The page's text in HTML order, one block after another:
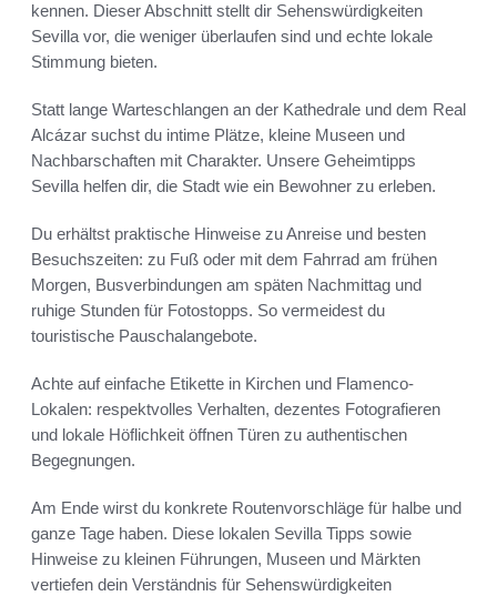
kennen. Dieser Abschnitt stellt dir Sehenswürdigkeiten
Sevilla vor, die weniger überlaufen sind und echte lokale
Stimmung bieten.
Statt lange Warteschlangen an der Kathedrale und dem Real
Alcázar suchst du intime Plätze, kleine Museen und
Nachbarschaften mit Charakter. Unsere Geheimtipps
Sevilla helfen dir, die Stadt wie ein Bewohner zu erleben.
Du erhältst praktische Hinweise zu Anreise und besten
Besuchszeiten: zu Fuß oder mit dem Fahrrad am frühen
Morgen, Busverbindungen am späten Nachmittag und
ruhige Stunden für Fotostopps. So vermeidest du
touristische Pauschalangebote.
Achte auf einfache Etikette in Kirchen und Flamenco-
Lokalen: respektvolles Verhalten, dezentes Fotografieren
und lokale Höflichkeit öffnen Türen zu authentischen
Begegnungen.
Am Ende wirst du konkrete Routenvorschläge für halbe und
ganze Tage haben. Diese lokalen Sevilla Tipps sowie
Hinweise zu kleinen Führungen, Museen und Märkten
vertiefen dein Verständnis für Sehenswürdigkeiten